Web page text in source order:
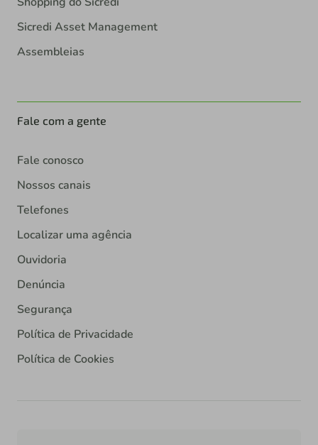
Sicredi Asset Management
Assembleias
Fale com a gente
Fale conosco
Nossos canais
Telefones
Localizar uma agência
Ouvidoria
Denúncia
Segurança
Política de Privacidade
Política de Cookies